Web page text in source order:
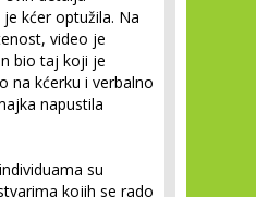
kćer optužila. Na
video je
bio taj koji je
na kćerku i verbalno
napustila
su
kojih se rado